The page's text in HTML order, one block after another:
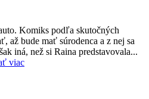
Komiks podľa skutočných
až bude mať súrodenca a z nej sa
iná, než si Raina predstavovala...
viac